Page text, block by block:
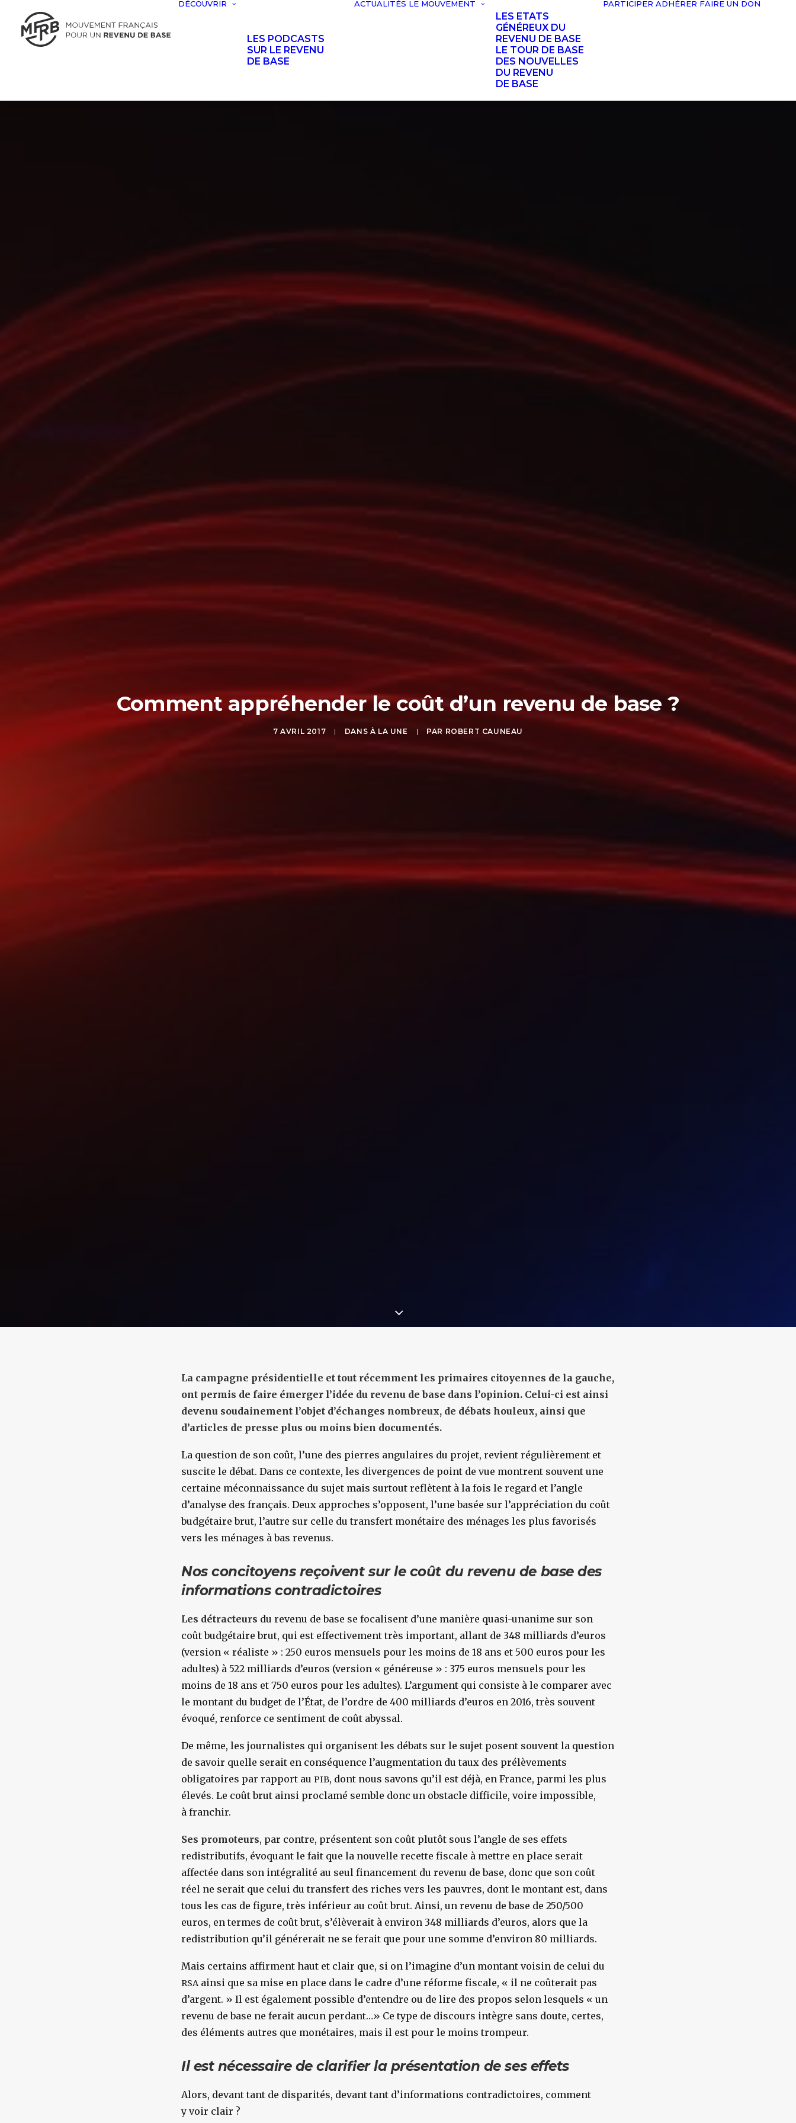
DÉCOUVRIR
LES PODCASTS
SUR LE REVENU
DE BASE
ACTUALITÉS LE MOUVEMENT
LES ETATS
GÉNÉREUX DU
REVENU DE BASE
LE TOUR DE BASE
DES NOUVELLES
DU REVENU
DE BASE
PARTICIPER ADHÉRER FAIRE UN DON
Comment appréhender le coût d’un revenu de base ?
7 AVRIL 2017 | DANS À LA UNE | PAR ROBERT CAUNEAU
La campagne présidentielle et tout récemment les primaires citoyennes de la gauche,
ont permis de faire émerger l’idée du revenu de base dans l’opinion. Celui-ci est ainsi
devenu soudainement l’objet d’échanges nombreux, de débats houleux, ainsi que
d’articles de presse plus ou moins bien documentés.
La question de son coût, l’une des pierres angulaires du projet, revient régulièrement et
suscite le débat. Dans ce contexte, les divergences de point de vue montrent souvent une
certaine méconnaissance du sujet mais surtout reflètent à la fois le regard et l’angle
d’analyse des français. Deux approches s’opposent, l’une basée sur l’appréciation du coût
budgétaire brut, l’autre sur celle du transfert monétaire des ménages les plus favorisés
vers les ménages à bas revenus.
Nos concitoyens reçoivent sur le coût du revenu de base des
informations contradictoires
Les détracteurs du revenu de base se focalisent d’une manière quasi-unanime sur son
coût budgétaire brut, qui est effectivement très important, allant de 348 milliards d’euros
(version « réaliste » : 250 euros mensuels pour les moins de 18 ans et 500 euros pour les
adultes) à 522 milliards d’euros (version « généreuse » : 375 euros mensuels pour les
moins de 18 ans et 750 euros pour les adultes). L’argument qui consiste à le comparer avec
le montant du budget de l’État, de l’ordre de 400 milliards d’euros en 2016, très souvent
évoqué, renforce ce sentiment de coût abyssal.
De même, les journalistes qui organisent les débats sur le sujet posent souvent la question
de savoir quelle serait en conséquence l’augmentation du taux des prélèvements
obligatoires par rapport au PIB, dont nous savons qu’il est déjà, en France, parmi les plus
élevés. Le coût brut ainsi proclamé semble donc un obstacle difficile, voire impossible,
à franchir.
Ses promoteurs, par contre, présentent son coût plutôt sous l’angle de ses effets
redistributifs, évoquant le fait que la nouvelle recette fiscale à mettre en place serait
affectée dans son intégralité au seul financement du revenu de base, donc que son coût
réel ne serait que celui du transfert des riches vers les pauvres, dont le montant est, dans
tous les cas de figure, très inférieur au coût brut. Ainsi, un revenu de base de 250/500
euros, en termes de coût brut, s’élèverait à environ 348 milliards d’euros, alors que la
redistribution qu’il générerait ne se ferait que pour une somme d’environ 80 milliards.
Mais certains affirment haut et clair que, si on l’imagine d’un montant voisin de celui du
RSAainsi que sa mise en place dans le cadre d’une réforme fiscale, « il ne coûterait pas
d’argent. » Il est également possible d’entendre ou de lire des propos selon lesquels « un
revenu de base ne ferait aucun perdant…» Ce type de discours intègre sans doute, certes,
des éléments autres que monétaires, mais il est pour le moins trompeur.
Il est nécessaire de clarifier la présentation de ses effets
Alors, devant tant de disparités, devant tant d’informations contradictoires, comment
y voir clair ?